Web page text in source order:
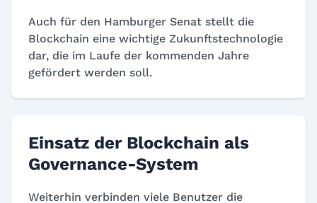
Auch für den Hamburger Senat stellt die
Blockchain eine wichtige Zukunftstechnologie
dar, die im Laufe der kommenden Jahre
gefördert werden soll.
Einsatz der Blockchain als
Governance-System
Weiterhin verbinden viele Benutzer die